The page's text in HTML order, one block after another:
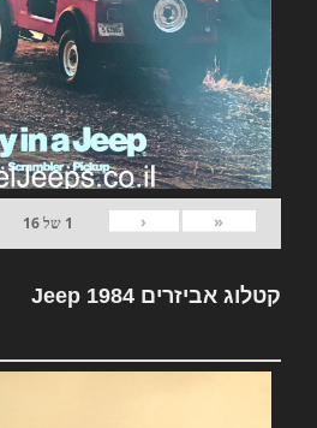
«
‹
1 של16
קטלוג אביזרים Jeep 1984